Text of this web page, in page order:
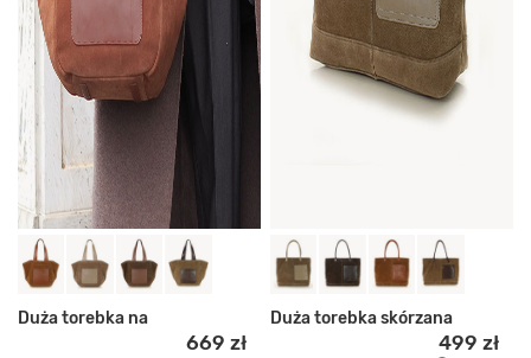
Duża torebka na
669 zł
Duża torebka skórzana
499 zł